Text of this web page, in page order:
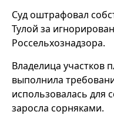
Суд оштрафовал
Тулой за
Россельхознадзора.
Владелица участков
выполнила
использовалась для
заросла сорняками.